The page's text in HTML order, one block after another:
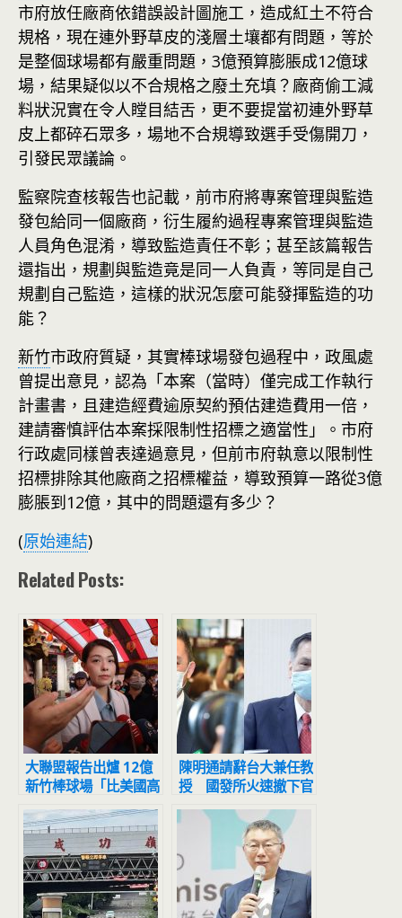
市府放任廠商依錯誤設計圖施工，造成紅土不符合
規格，現在連外野草皮的淺層土壤都有問題，等於
是整個球場都有嚴重問題，3億預算膨脹成12億球
場，結果疑似以不合規格之廢土充填？廠商偷工減
料狀況實在令人瞠目結舌，更不要提當初連外野草
皮上都碎石眾多，場地不合規導致選手受傷開刀，
引發民眾議論。
監察院查核報告也記載，前市府將專案管理與監造
發包給同一個廠商，衍生履約過程專案管理與監造
人員角色混淆，導致監造責任不彰；甚至該篇報告
還指出，規劃與監造竟是同一人負責，等同是自己
規劃自己監造，這樣的狀況怎麼可能發揮監造的功
能？
新竹市政府質疑，其實棒球場發包過程中，政風處
曾提出意見，認為「本案（當時）僅完成工作執行
計畫書，且建造經費逾原契約預估建造費用一倍，
建請審慎評估本案採限制性招標之適當性」。市府
行政處同樣曾表達過意見，但前市府執意以限制性
招標排除其他廠商之招標權益，導致預算一路從3億
膨脹到12億，其中的問題還有多少？
(原始連結)
Related Posts:
大聯盟報告出爐 12億
新竹棒球場「比美國高
中操場還差」
陳明通請辭台大兼任教
授 國發所火速撤下官
網資料